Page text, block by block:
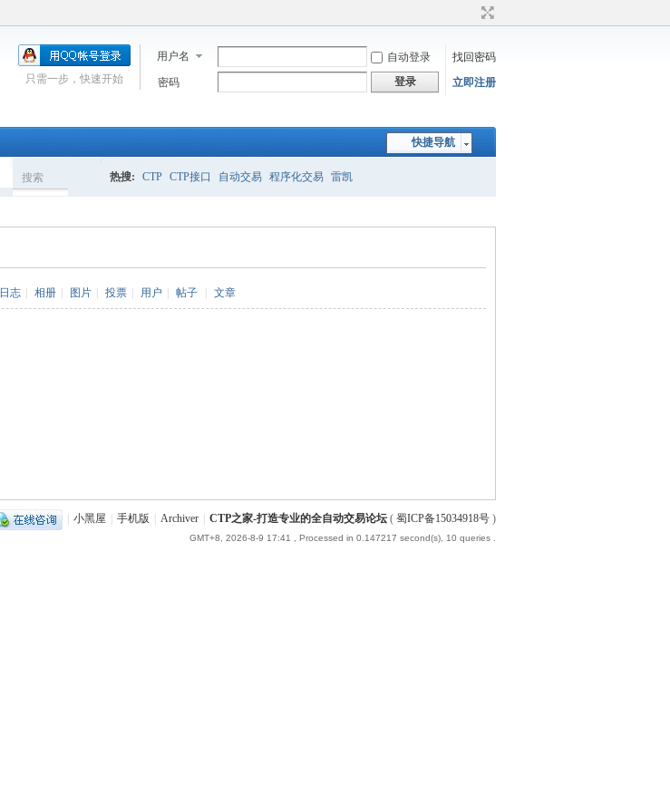
用户名 自动登录
找回密码
密码
登录 立即注册
只需一步，快速开始
快捷导航
搜索 热搜: CTP CTP接口 自动交易 程序化交易 雷凯
日志 相册 图片 投票 用户 帖子 文章
小黑屋 手机版 Archiver CTP之家-打造专业的全自动交易论坛 ( 蜀ICP备15034918号 )
GMT+8, 2026-8-9 17:41 , Processed in 0.147217 second(s), 10 queries .